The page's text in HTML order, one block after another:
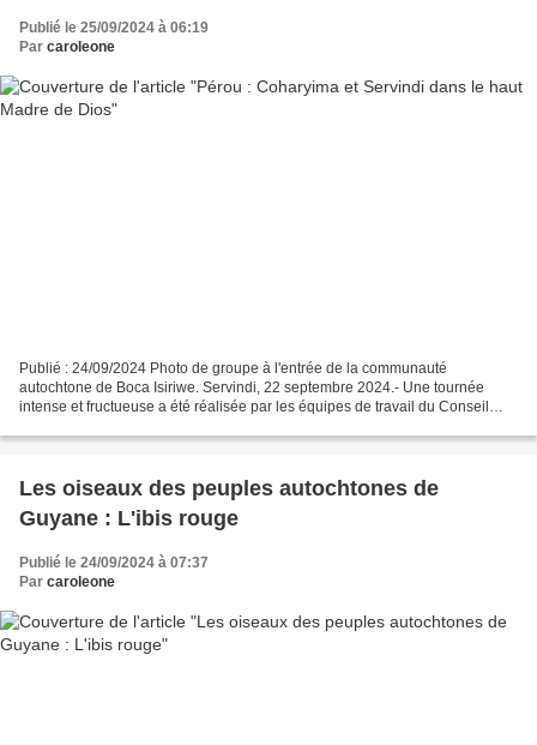
Publié le 25/09/2024 à 06:19
Par caroleone
Publié : 24/09/2024 Photo de groupe à l'entrée de la communauté
autochtone de Boca Isiriwe. Servindi, 22 septembre 2024.- Une tournée
intense et fructueuse a été réalisée par les équipes de travail du Conseil
Les oiseaux des peuples autochtones de
Guyane : L'ibis rouge
Publié le 24/09/2024 à 07:37
Par caroleone